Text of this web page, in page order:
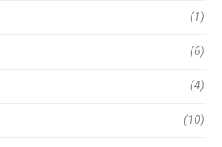
(1)
(6)
(4)
(10)